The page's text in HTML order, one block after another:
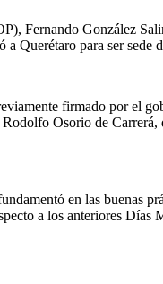
Fernando González
Querétaro para ser
firmado por
Osorio de
en las buenas
a los anteriores